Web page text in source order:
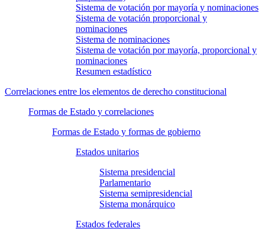
Sistema de votación por mayoría y nominaciones
Sistema de votación proporcional y
nominaciones
Sistema de nominaciones
Sistema de votación por mayoría, proporcional y
nominaciones
Resumen estadístico
Correlaciones entre los elementos de derecho constitucional
Formas de Estado y correlaciones
Formas de Estado y formas de gobierno
Estados unitarios
Sistema presidencial
Parlamentario
Sistema semipresidencial
Sistema monárquico
Estados federales